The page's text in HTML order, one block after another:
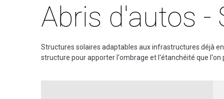
SunRail™ Budget
SunRail™ Est-Ouest
VOIR
Abris d'autos -
Structures solaires adaptables aux infrastructures déjà
structure pour apporter l'ombrage et l'étanchéité que l'on